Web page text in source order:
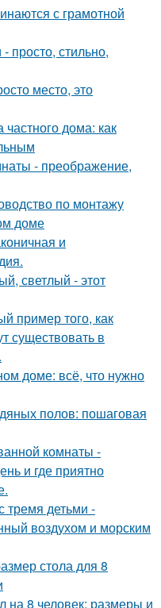
с грамотной
просто, стильно,
место, это
дома: как
- преображение,
по монтажу
доме
и
светлый - этот
пример того, как
существовать в
доме: всё, что нужно
полов: пошаговая
комнаты -
и где приятно
тремя детьми -
воздухом и морским
стола для 8
на 8 человек: размеры и